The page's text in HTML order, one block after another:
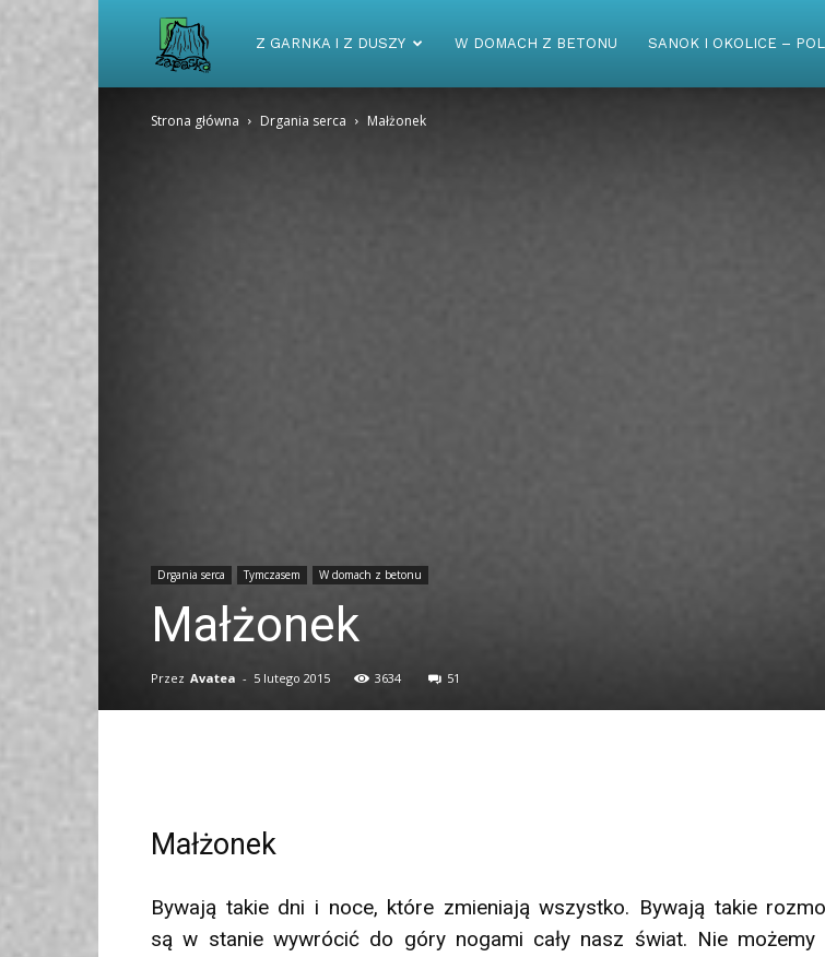
Zapaska
Z GARNKA I Z DUSZY W DOMACH Z BETONU SANOK I OKOLICE –
Strona główna Drgania serca Małżonek
Drgania serca Tymczasem W domach z betonu
Małżonek
Przez Avatea - 5 lutego 2015 3634 51
Małżonek
By­wają ta­kie dni i no­ce, które zmieniają wszys­tko. By­wają ta­kie
są w sta­nie wywrócić do góry no­gami cały nasz świat. Nie